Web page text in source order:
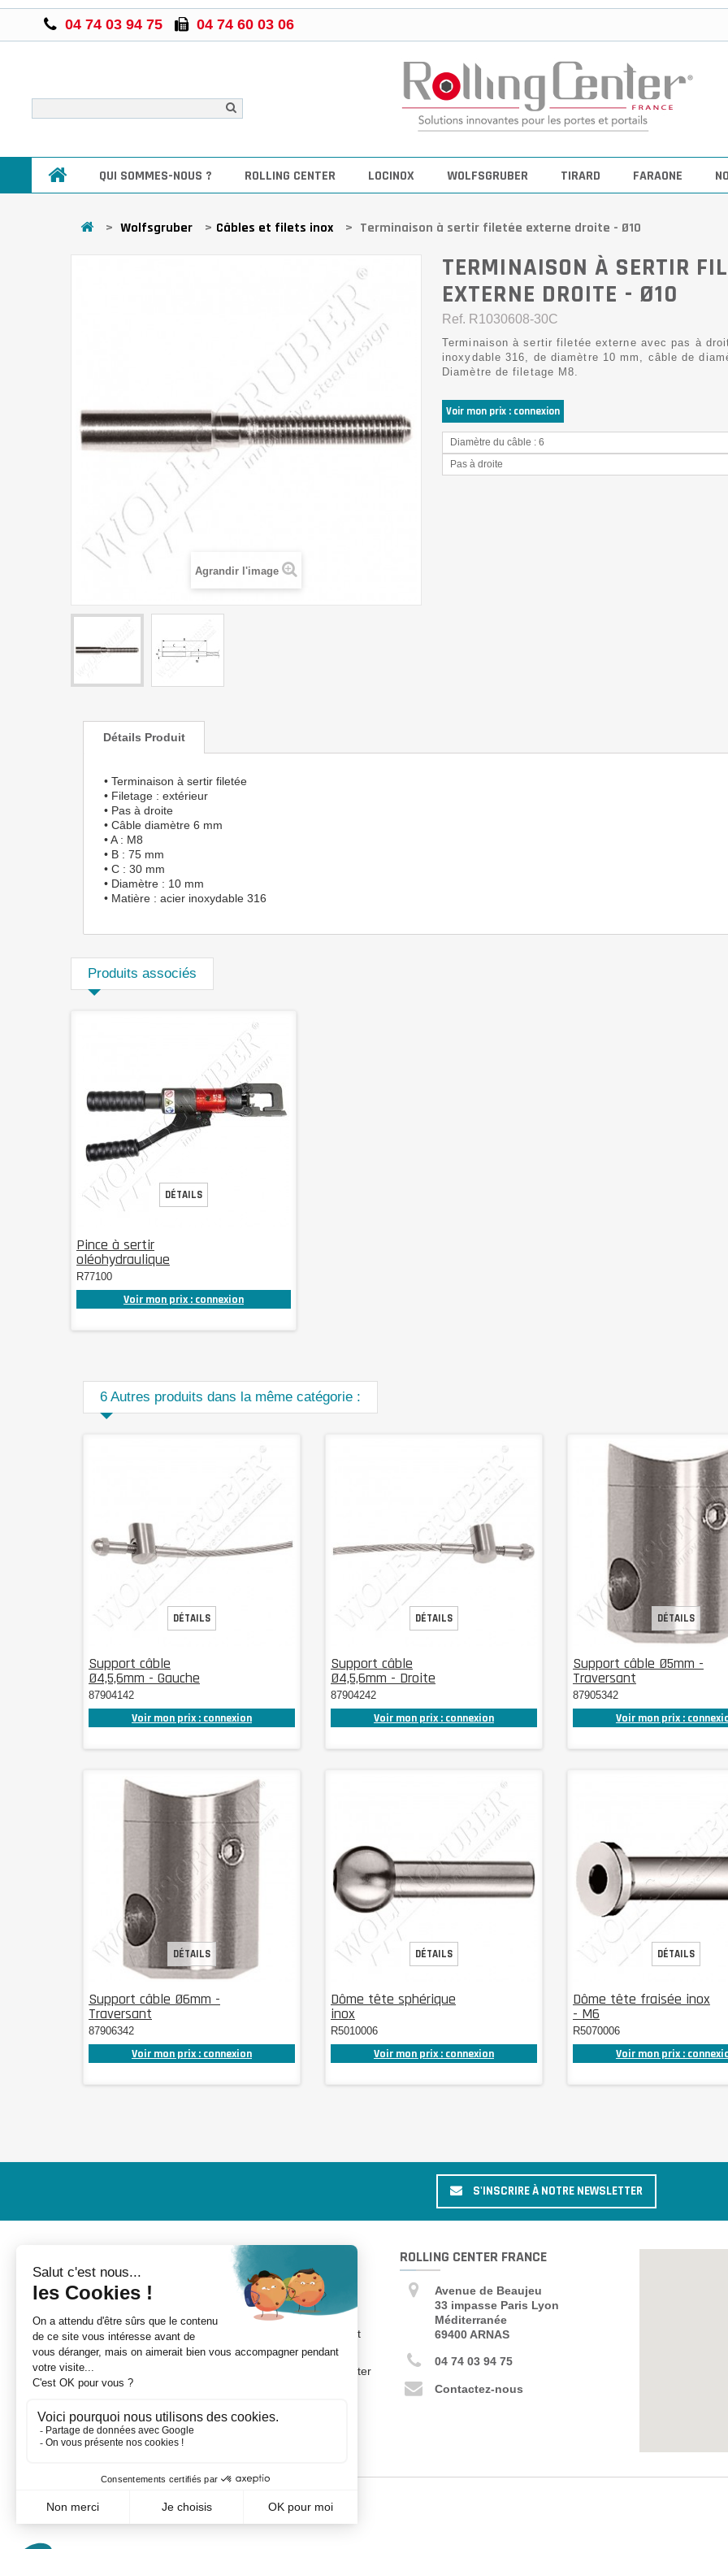
04 74 03 94 75 04 74 60 03 06
QUI SOMMES-NOUS ? ROLLING CENTER LOCINOX WOLFSGRUBER TIRARD FARAONE
> Wolfsgruber > Câbles et filets inox > Terminaison à sertir filetée externe droite - Ø10
Agrandir l'image
TERMINAISON À SERTIR
EXTERNE DROITE - Ø10
Ref. R1030608-30C
Terminaison à sertir filetée externe avec pas à
inoxydable 316, de diamètre 10 mm, câble de
Diamètre de filetage M8.
Voir mon prix : connexion
Diamètre du câble : 6
Pas à droite
Détails Produit
• Terminaison à sertir filetée
• Filetage : extérieur
• Pas à droite
• Câble diamètre 6 mm
• A : M8
• B : 75 mm
• C : 30 mm
• Diamètre : 10 mm
• Matière : acier inoxydable 316
Produits associés
Pince à sertir
oléohydraulique
R77100
Voir mon prix : connexion
DÉTAILS
6 Autres produits dans la même catégorie :
Support câble
Ø4,5,6mm - Gauche
87904142
Voir mon prix : connexion
DÉTAILS
Support câble
Ø4,5,6mm - Droite
87904242
Voir mon prix : connexion
DÉTAILS
Support câble Ø5mm -
Traversant
87905342
Voir mon prix :
DÉTAILS
Support câble Ø6mm -
Traversant
87906342
Voir mon prix : connexion
DÉTAILS
Dôme tête sphérique
inox
R5010006
Voir mon prix : connexion
DÉTAILS
Dôme tête fraisée inox
- M6
R5070006
Voir mon prix :
DÉTAILS
S'INSCRIRE À NOTRE NEWSLETTER
Mes devis
Mes avoirs
Mes adresses
Mes informations
Mes bons de réduction
Créer un compte
INFORMATIONS
Nouveaux produits
Conditions de livraison
Conditions d'utilisation et
CGV
A propos de Rolling Center
ROLLING CENTER FRANCE
Avenue de Beaujeu
33 impasse Paris Lyon
Méditerranée
69400 ARNAS
04 74 03 94 75
Contactez-nous